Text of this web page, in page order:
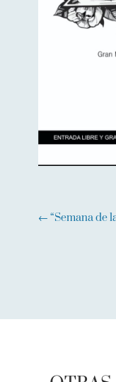
← “Semana de